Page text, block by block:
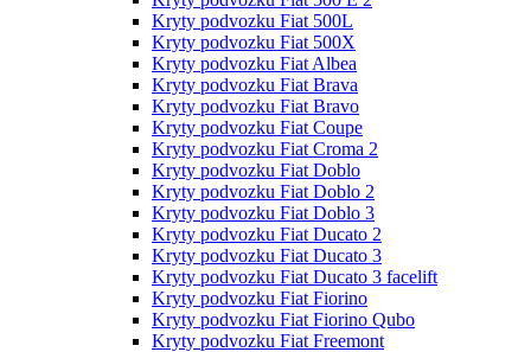
Kryty podvozku Fiat 500L
Kryty podvozku Fiat 500X
Kryty podvozku Fiat Albea
Kryty podvozku Fiat Brava
Kryty podvozku Fiat Bravo
Kryty podvozku Fiat Coupe
Kryty podvozku Fiat Croma 2
Kryty podvozku Fiat Doblo
Kryty podvozku Fiat Doblo 2
Kryty podvozku Fiat Doblo 3
Kryty podvozku Fiat Ducato 2
Kryty podvozku Fiat Ducato 3
Kryty podvozku Fiat Ducato 3 facelift
Kryty podvozku Fiat Fiorino
Kryty podvozku Fiat Fiorino Qubo
Kryty podvozku Fiat Freemont